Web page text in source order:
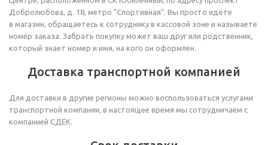
Добролюбова, д. 18, метро "Спортивная". Вы просто идёте
в магазин, обращаетесь к сотруднику в кассовой зоне и называете
номер заказа. Забрать покупку может ваш друг или родственник,
который знает номер и имя, на кого он оформлен.
Доставка транспортной компанией
Для доставки в другие регионы можно воспользоваться услугами
транспортной компании, в настоящее время мы сотрудничаем с
компанией СДЕК.